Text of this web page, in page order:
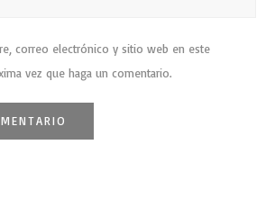
correo electrónico y sitio web en este
vez que haga un comentario.